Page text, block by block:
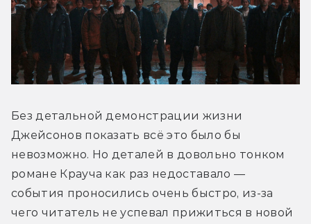
Без детальной демонстрации жизни
Джейсонов показать всё это было бы
невозможно. Но деталей в довольно тонком
романе Крауча как раз недоставало —
события проносились очень быстро, из-за
чего читатель не успевал прижиться в новой